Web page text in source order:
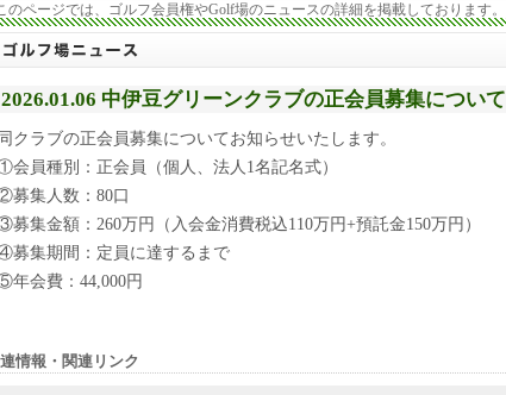
のページでは、ゴルフ会員権やGolf場のニュースの詳細を掲載しております。
2026.01.06 中伊豆グリーンクラブの正会員募集について
クラブの正会員募集についてお知らせいたします。
会員種別：正会員（個人、法人1名記名式）
募集人数：80口
募集金額：260万円（入会金消費税込110万円+預託金150万円）
募集期間：定員に達するまで
年会費：44,000円
情報・関連リンク